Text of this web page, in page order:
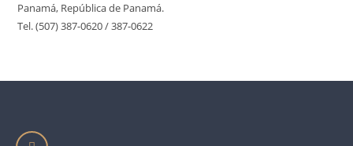
Panamá, República de Panamá.
Tel. (507) 387-0620 / 387-0622